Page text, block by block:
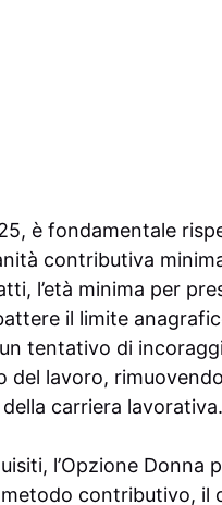
è fondamentale
contributiva
l’età minima per
il limite
tentativo di
lavoro,
carriera lavorativa.
l’Opzione Donna
contributivo, il